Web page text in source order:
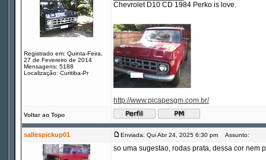
Registrado em: Quinta-Feira,
27 de Fevereiro de 2014
Mensagens: 5188
Localização: Curitiba-Pr
Chevrolet D10 CD 1984 Perko is love.
http://www.picapesgm.com.br/
Voltar ao Topo
sallespickup01 Enviada: Qui Abr 24, 2025 6:30 pm Assunto:
so uma sugestao, rodas prata, dessa cor nem